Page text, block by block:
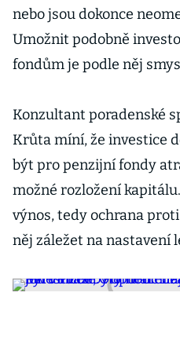
nebo jsou dokonce
Umožnit podobně
fondům je podle něj
Konzultant poradenské
Krůta míní, že investice
být pro penzijní fondy
možné rozložení
výnos, tedy ochrana
něj záležet na nastavení